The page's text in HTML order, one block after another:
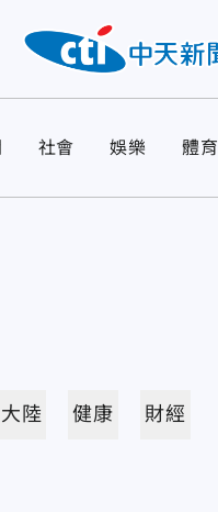
社會 娛樂 體育
大陸 健康 財經